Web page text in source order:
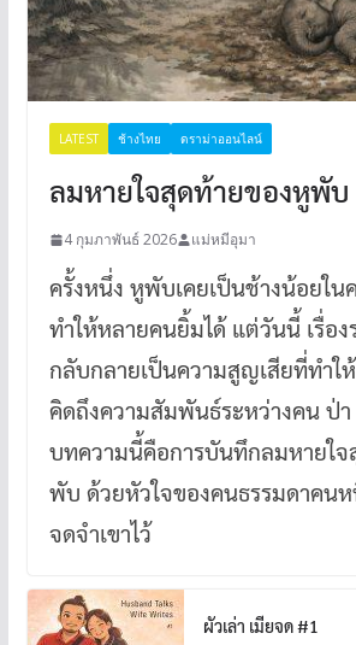
LATEST ช้างไทย ดราม่าออนไลน์
ลมหายใจสุดท้ายของหูพับ
4 กุมภาพันธ์ 2026 แม่หมีอุมา
ครั้งหนึ่ง หูพับเคยเป็นช้างน้อยใน
ทำให้หลายคนยิ้มได้ แต่วันนี้ เรื่อง
กลับกลายเป็นความสูญเสียที่ทำใ
คิดถึงความสัมพันธ์ระหว่างคน ป่า
บทความนี้คือการบันทึกลมหายใจ
พับ ด้วยหัวใจของคนธรรมดาคน
จดจำเขาไว้
ผัวเล่า เมียจด #1